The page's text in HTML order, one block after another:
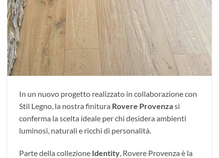
In un nuovo progetto realizzato in collaborazione con
Stil Legno, la nostra finitura Rovere Provenzasi
conferma la scelta ideale per chi desidera ambienti
luminosi, naturali e ricchi di personalità.
Parte della collezione Identity, Rovere Provenza è la